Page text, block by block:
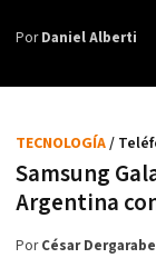
PorDaniel Alberti
Samsung
Argentina
TECNOLOGÍA/
PorCésar